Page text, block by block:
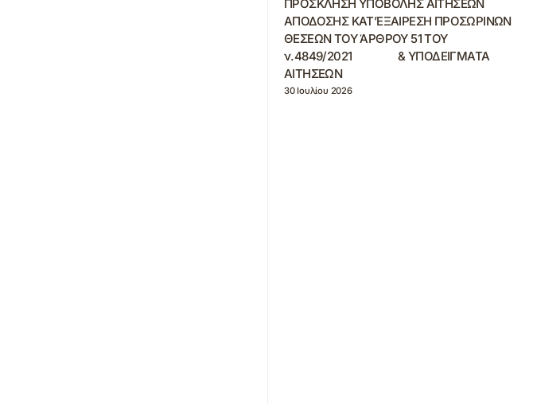
ΠΡΟΣΚΛΗΣΗ ΥΠΟΒΟΛΗΣ ΑΙΤΗΣΕΩΝ
ΑΠΟΔΟΣΗΣ ΚΑΤ’ΕΞΑΙΡΕΣΗ ΠΡΟΣΩΡΙΝΩΝ
ΘΕΣΕΩΝ ΤΟΥ ΆΡΘΡΟΥ 51 ΤΟΥ
ν.4849/2021 & ΥΠΟΔΕΙΓΜΑΤΑ
ΑΙΤΗΣΕΩΝ
30 Ιουλίου 2026